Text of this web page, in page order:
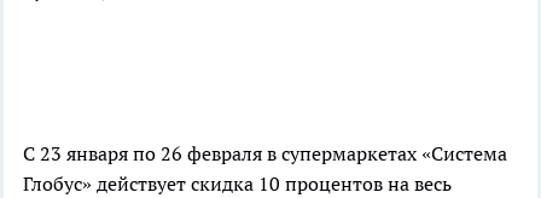
С 23 января по 26 февраля в супермаркетах «Система
Глобус» действует скидка 10 процентов на весь